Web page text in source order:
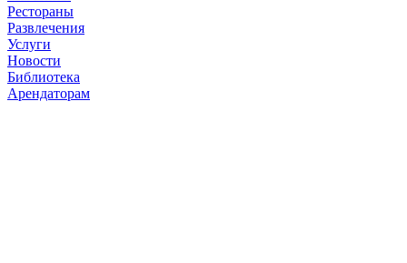
Рестораны
Развлечения
Услуги
Новости
Библиотека
Арендаторам